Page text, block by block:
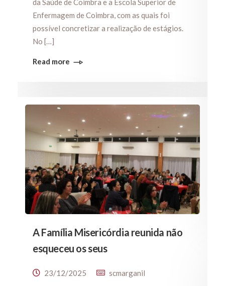
da Saúde de Coimbra e a Escola Superior de
Enfermagem de Coimbra, com as quais foi
possível concretizar a realização de estágios.
No […]
Read more
A Família Misericórdia reunida não
esqueceu os seus
23/12/2025 scmarganil